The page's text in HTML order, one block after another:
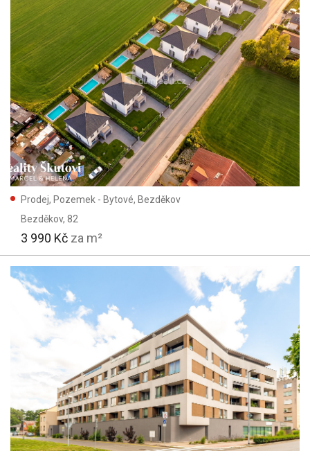
Prodej, Pozemek - Bytové, Bezděkov
Bezděkov, 82
3 990 Kč za m²